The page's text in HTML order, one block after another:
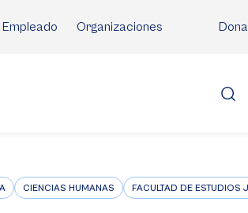
Empleado Organizaciones
CIENCIAS HUMANAS FACULTAD DE ESTUDIOS